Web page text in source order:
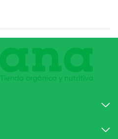
de 1 a 5 estrellas